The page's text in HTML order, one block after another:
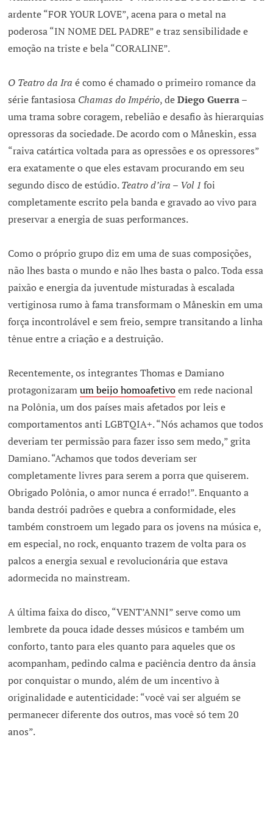
ardente “FOR YOUR LOVE”, acena para o metal na
poderosa “IN NOME DEL PADRE” e traz sensibilidade e
emoção na triste e bela “CORALINE”.
O Teatro da Ira é como é chamado o primeiro romance da
série fantasiosa Chamas do Império, deDiego Guerra–
uma trama sobre coragem, rebelião e desafio às hierarquias
opressoras da sociedade. De acordo com o Måneskin, essa
“raiva catártica voltada para as opressões e os opressores”
era exatamente o que eles estavam procurando em seu
segundo disco de estúdio.Teatro d’ira – Vol 1foi
completamente escrito pela banda e gravado ao vivo para
preservar a energia de suas performances.
Como o próprio grupo diz em uma de suas composições,
não lhes basta o mundo e não lhes basta o palco. Toda essa
paixão e energia da juventude misturadas à escalada
vertiginosa rumo à fama transformam o Måneskin em uma
força incontrolável e sem freio, sempre transitando a linha
tênue entre a criação e a destruição.
Recentemente, os integrantes Thomas e Damiano
protagonizaramum beijo homoafetivoem rede nacional
na Polônia, um dos países mais afetados por leis e
comportamentos anti LGBTQIA+. “Nós achamos que todos
deveriam ter permissão para fazer isso sem medo,” grita
Damiano. “Achamos que todos deveriam ser
completamente livres para serem a porra que quiserem.
Obrigado Polônia, o amor nunca é errado!”. Enquanto a
banda destrói padrões e quebra a conformidade, eles
também constroem um legado para os jovens na música e,
em especial, no rock, enquanto trazem de volta para os
palcos a energia sexual e revolucionária que estava
adormecida no mainstream.
A última faixa do disco, “VENT’ANNI” serve como um
lembrete da pouca idade desses músicos e também um
conforto, tanto para eles quanto para aqueles que os
acompanham, pedindo calma e paciência dentro da ânsia
por conquistar o mundo, além de um incentivo à
originalidade e autenticidade: “você vai ser alguém se
permanecer diferente dos outros, mas você só tem 20
anos”.